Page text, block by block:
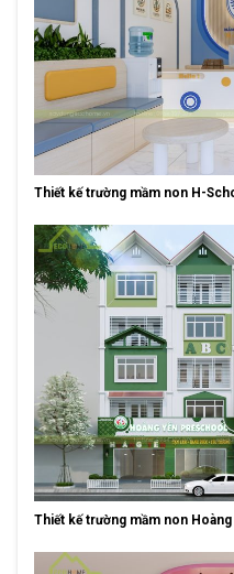
Thiết kế trường mầm non H-
Thiết kế trường mầm non Hoàng